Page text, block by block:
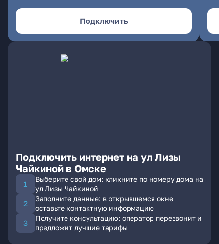
Подключить
Подключить интернет на ул Лизы
Чайкиной в Омске
Выберите свой дом: кликните по номеру дома на
ул Лизы Чайкиной
Заполните данные: в открывшемся окне
оставьте контактную информацию
Получите консультацию: оператор перезвонит и
предложит лучшие тарифы